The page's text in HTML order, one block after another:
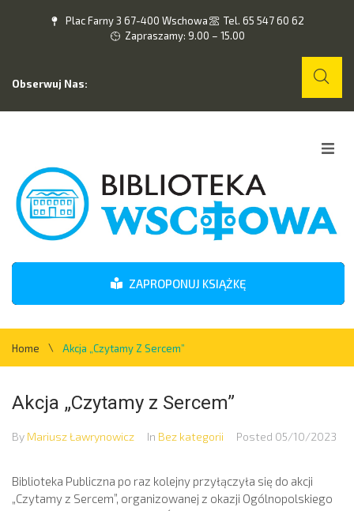
Plac Farny 3 67-400 Wschowa
Tel. 65 547 60 62
Zapraszamy: 9.00 – 15.00
Obserwuj Nas:
O nas
Wydarzenia
Kontakt
ZAPROPONUJ KSIĄŻKĘ
Home \ Akcja „Czytamy Z Sercem”
Akcja „Czytamy z Sercem”
By Mariusz Ławrynowicz In Bez kategorii Posted 05/10/2023
Biblioteka Publiczna po raz kolejny przyłączyła się do akcji
„Czytamy z Sercem”, organizowanej z okazji Ogólnopolskiego